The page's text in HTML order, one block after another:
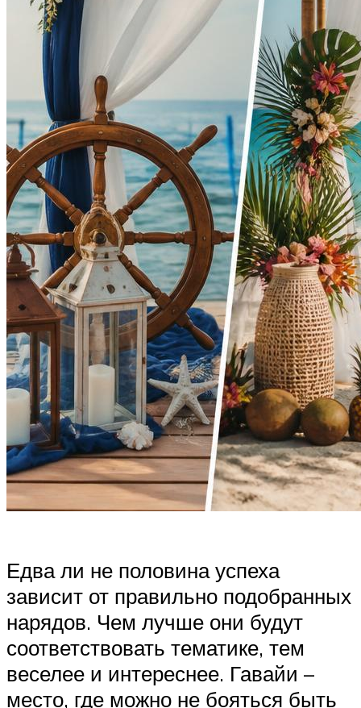
Едва ли не половина успеха
зависит от правильно подобранных
нарядов. Чем лучше они будут
соответствовать тематике, тем
веселее и интереснее. Гавайи –
место, где можно не бояться быть